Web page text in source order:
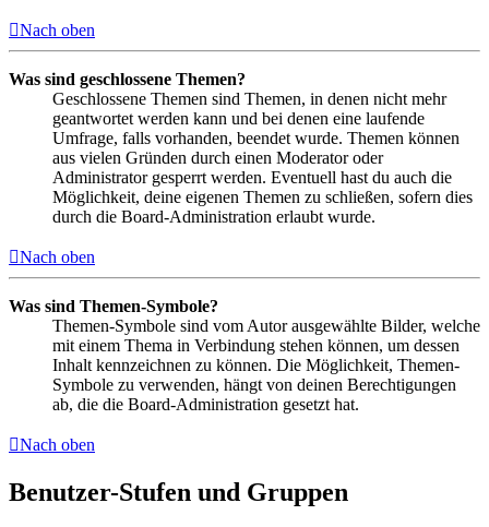
Nach oben
Was sind geschlossene Themen?
Geschlossene Themen sind Themen, in denen nicht mehr
geantwortet werden kann und bei denen eine laufende
Umfrage, falls vorhanden, beendet wurde. Themen können
aus vielen Gründen durch einen Moderator oder
Administrator gesperrt werden. Eventuell hast du auch die
Möglichkeit, deine eigenen Themen zu schließen, sofern dies
durch die Board-Administration erlaubt wurde.
Nach oben
Was sind Themen-Symbole?
Themen-Symbole sind vom Autor ausgewählte Bilder, welche
mit einem Thema in Verbindung stehen können, um dessen
Inhalt kennzeichnen zu können. Die Möglichkeit, Themen-
Symbole zu verwenden, hängt von deinen Berechtigungen
ab, die die Board-Administration gesetzt hat.
Nach oben
Benutzer-Stufen und Gruppen